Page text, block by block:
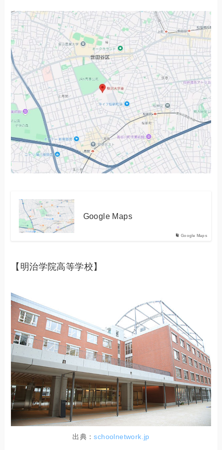
Google Maps
Google Maps
【明治学院高等学校】
出典：schoolnetwork.jp